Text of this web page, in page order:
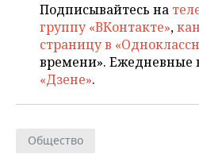
Подписывайтесь на
группу «ВКонтакте»,
страницу в
времени». Ежедневные
«Дзене».
Общество